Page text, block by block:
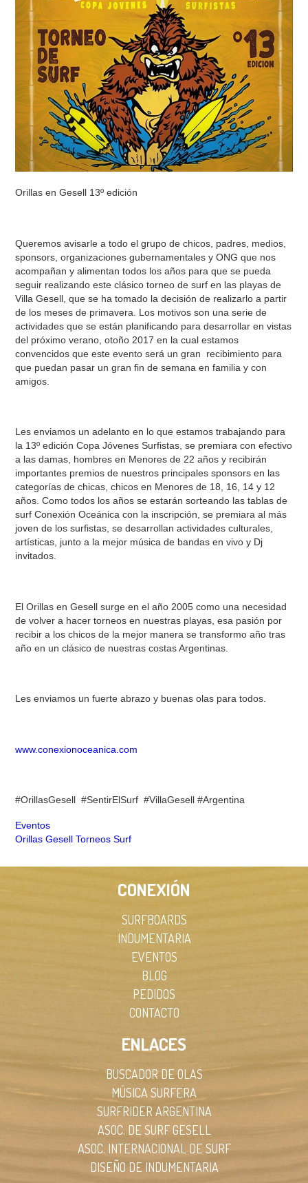
Orillas en Gesell 13º edición
Queremos avisarle a todo el grupo de chicos, padres, medios,
sponsors, organizaciones gubernamentales y ONG que nos
acompañan y alimentan todos los años para que se pueda
seguir realizando este clásico torneo de surf en las playas de
Villa Gesell, que se ha tomado la decisión de realizarlo a partir
de los meses de primavera. Los motivos son una serie de
actividades que se están planificando para desarrollar en vistas
del próximo verano, otoño 2017 en la cual estamos
convencidos que este evento será un gran recibimiento para
que puedan pasar un gran fin de semana en familia y con
amigos.
Les enviamos un adelanto en lo que estamos trabajando para
la 13º edición Copa Jóvenes Surfistas, se premiara con efectivo
a las damas, hombres en Menores de 22 años y recibirán
importantes premios de nuestros principales sponsors en las
categorías de chicas, chicos en Menores de 18, 16, 14 y 12
años. Como todos los años se estarán sorteando las tablas de
surf Conexión Oceánica con la inscripción, se premiara al más
joven de los surfistas, se desarrollan actividades culturales,
artísticas, junto a la mejor música de bandas en vivo y Dj
invitados.
El Orillas en Gesell surge en el año 2005 como una necesidad
de volver a hacer torneos en nuestras playas, esa pasión por
recibir a los chicos de la mejor manera se transformo año tras
año en un clásico de nuestras costas Argentinas.
Les enviamos un fuerte abrazo y buenas olas para todos.
www.conexionoceanica.com
#OrillasGesell #SentirElSurf #VillaGesell #Argentina
Eventos
Orillas Gesell Torneos Surf
CONEXIÓN
SURFBOARDS
INDUMENTARIA
EVENTOS
BLOG
PEDIDOS
CONTACTO
ENLACES
BUSCADOR DE OLAS
MÚSICA SURFERA
SURFRIDER ARGENTINA
ASOC. DE SURF GESELL
ASOC. INTERNACIONAL DE SURF
DISEÑO DE INDUMENTARIA